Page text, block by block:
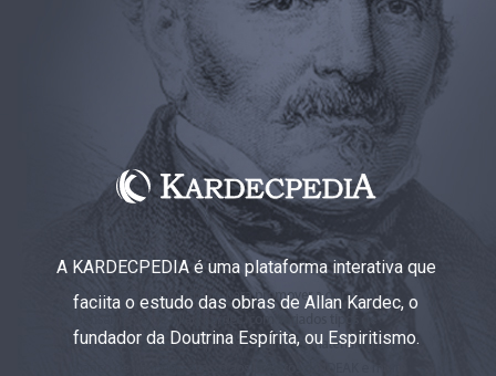
A KARDECPEDIA é uma plataforma interativa que
faciita o estudo das obras de Allan Kardec, o
fundador da Doutrina Espírita, ou Espiritismo.